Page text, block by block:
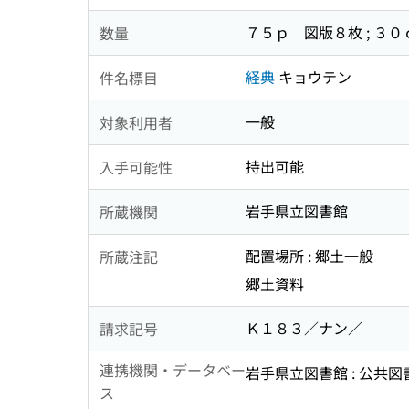
数量 ７５ｐ 図版８枚 ; ３０
件名標目 経典 キョウテン
対象利用者 一般
入手可能性 持出可能
所蔵機関 岩手県立図書館
所蔵注記
配置場所 : 郷土一般
郷土資料
請求記号
Ｋ１８３／ナン／
連携機関・データベー
ス
岩手県立図書館 : 公共図